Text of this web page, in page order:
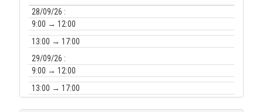
28/09/26 :
9:00 → 12:00
13:00 → 17:00
29/09/26 :
9:00 → 12:00
13:00 → 17:00